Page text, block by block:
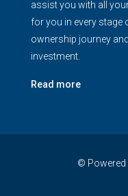
assist you with all
for you in every stage
ownership journey
investment.
Read more
© Powered